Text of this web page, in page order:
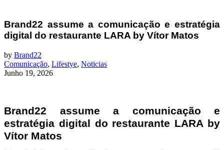
Brand22 assume a comunicação e estratégia
digital do restaurante LARA by Vítor Matos
by Brand22
Comunicação, Lifestye, Noticias
Junho 19, 2026
Brand22 assume a comunicação e
estratégia digital do restaurante LARA by
Vítor Matos